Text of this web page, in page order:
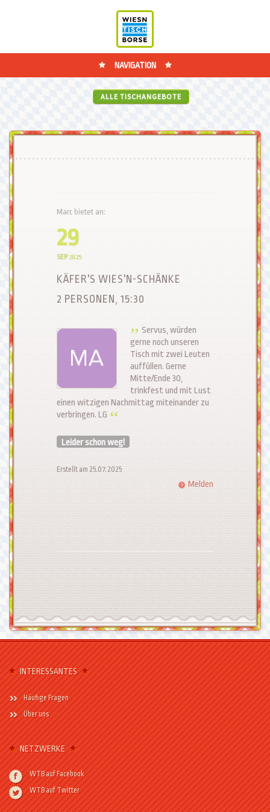
NAVIGATION
ALLE TISCHANGEBOTE
Marc bietet an:
29
SEP 2025
KÄFER'S WIES'N-SCHÄNKE
2 PERSONEN, 15:30
Servus, würden
gerne noch unseren
Tisch mit zwei Leuten
auffüllen. Gerne
Mitte/Ende 30,
trinkfest und mit Lust
einen witzigen Nachmittag miteinander zu
verbringen. LG
Leider schon weg!
Erstellt am 25.07.2025
Melden
INTERESSANTES
Häufige Fragen
Über uns
NETZWERKE
WTB auf Facebook
WTB auf Twitter